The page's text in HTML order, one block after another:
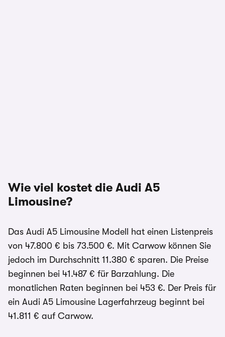
Wie viel kostet die Audi A5
Limousine?
Das Audi A5 Limousine Modell hat einen Listenpreis
von 47.800 € bis 73.500 €. Mit Carwow können Sie
jedoch im Durchschnitt 11.380 € sparen. Die Preise
beginnen bei 41.487 € für Barzahlung. Die
monatlichen Raten beginnen bei 453 €. Der Preis für
ein Audi A5 Limousine Lagerfahrzeug beginnt bei
41.811 € auf Carwow.